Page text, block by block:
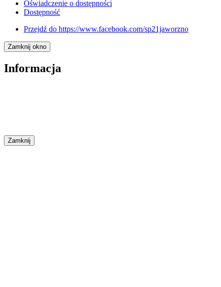
Oświadczenie o dostępności
Dostępność
Przejdź do https://www.facebook.com/sp21jaworzno
Zamknij okno
Informacja
Zamknij